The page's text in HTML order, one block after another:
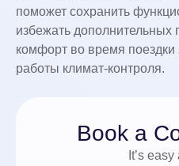
поможет сохранить
избежать
комфорт во время поездки
работы климат-контроля.
Book a
It’s